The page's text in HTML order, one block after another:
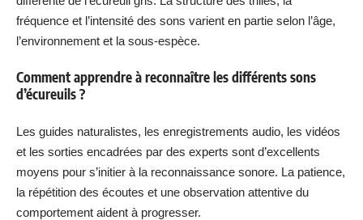
fréquence et l’intensité des sons varient en partie selon l’âge,
l’environnement et la sous-espèce.
Comment apprendre à reconnaître les différents sons
d’écureuils ?
Les guides naturalistes, les enregistrements audio, les vidéos
et les sorties encadrées par des experts sont d’excellents
moyens pour s’initier à la reconnaissance sonore. La patience,
la répétition des écoutes et une observation attentive du
comportement aident à progresser.